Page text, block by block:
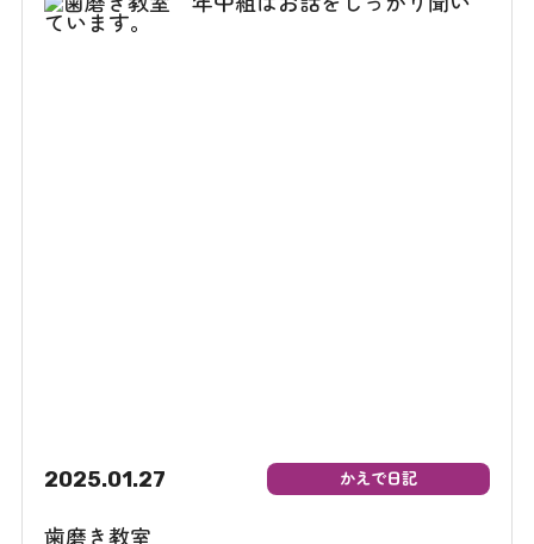
2025.01.27 かえで日記
歯磨き教室